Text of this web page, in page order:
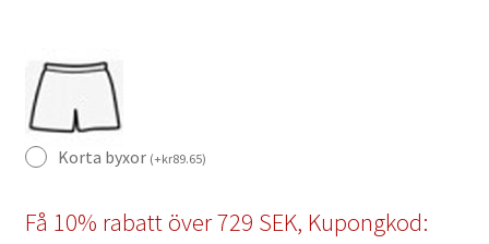
Korta byxor (+kr89.65)
Få 10% rabatt över 729 SEK, Kupongkod: